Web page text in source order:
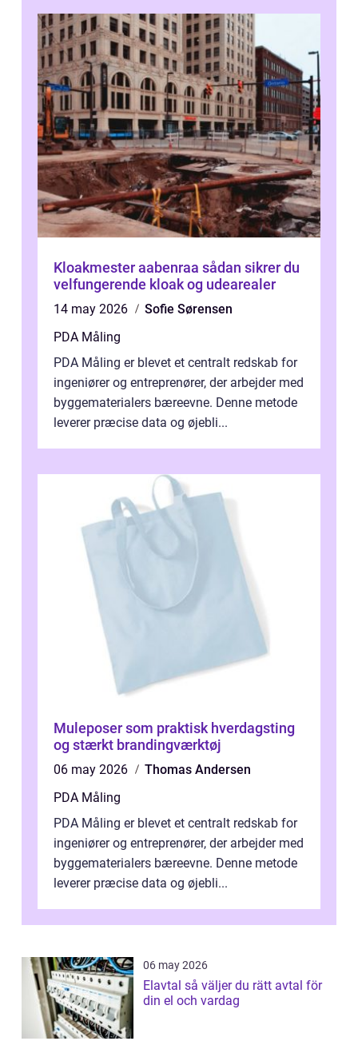
Kloakmester aabenraa sådan sikrer du
velfungerende kloak og udearealer
14 may 2026
Sofie Sørensen
PDA Måling
PDA Måling er blevet et centralt redskab for
ingeniører og entreprenører, der arbejder med
byggematerialers bæreevne. Denne metode
leverer præcise data og øjebli...
Muleposer som praktisk hverdagsting
og stærkt brandingværktøj
06 may 2026
Thomas Andersen
PDA Måling
PDA Måling er blevet et centralt redskab for
ingeniører og entreprenører, der arbejder med
byggematerialers bæreevne. Denne metode
leverer præcise data og øjebli...
06 may 2026
Elavtal så väljer du rätt avtal för
din el och vardag